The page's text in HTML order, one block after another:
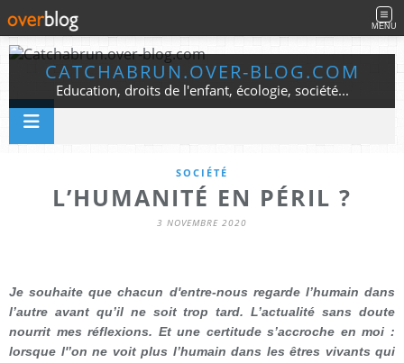
MENU
CATCHABRUN.OVER-BLOG.COM
Education, droits de l'enfant, écologie, société...
SOCIÉTÉ
L’HUMANITÉ EN PÉRIL ?
3 NOVEMBRE 2020
Je souhaite que chacun d'entre-nous regarde l’humain dans
l’autre avant qu’il ne soit trop tard. L’actualité sans doute
nourrit mes réflexions. Et une certitude s’accroche en moi :
lorsque l'’on ne voit plus l’humain dans les êtres vivants qui